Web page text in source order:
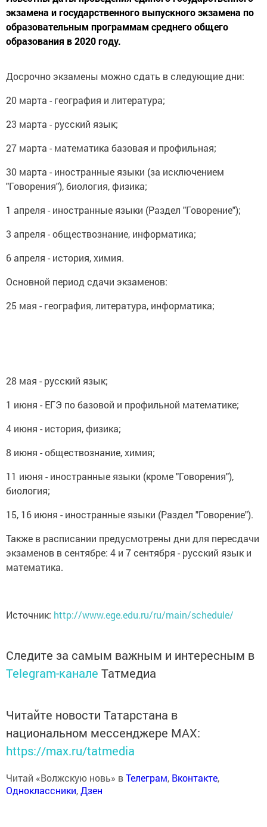
экзамена и государственного выпускного экзамена по
образовательным программам среднего общего
образования в 2020 году.
Досрочно экзамены можно сдать в следующие дни:
20 марта - география и литература;
23 марта - русский язык;
27 марта - математика базовая и профильная;
30 марта - иностранные языки (за исключением
"Говорения"), биология, физика;
1 апреля - иностранные языки (Раздел "Говорение");
3 апреля - обществознание, информатика;
6 апреля - история, химия.
Основной период сдачи экзаменов:
25 мая - география, литература, информатика;
28 мая - русский язык;
1 июня - ЕГЭ по базовой и профильной математике;
4 июня - история, физика;
8 июня - обществознание, химия;
11 июня - иностранные языки (кроме "Говорения"),
биология;
15, 16 июня - иностранные языки (Раздел "Говорение").
Также в расписании предусмотрены дни для пересдачи
экзаменов в сентябре: 4 и 7 сентября - русский язык и
математика.
Источник: http://www.ege.edu.ru/ru/main/schedule/
Следите за самым важным и интересным в
Telegram-канале Татмедиа
Читайте новости Татарстана в
национальном мессенджере MАХ:
https://max.ru/tatmedia
Читай «Волжскую новь» вТелеграм, Вконтакте,
Одноклассники,Дзен